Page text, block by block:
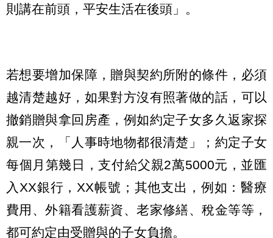
則講在前頭，平安生活在後頭」。
若想要增加保障，贈與契約所附的條件，必須
越清楚越好，如果對方沒有照著做的話，可以
撤銷贈與拿回房產，例如約定子女多久返家探
親一次，「人事時地物都很清楚」；約定子女
每個月第幾日，支付給父親2萬5000元，並匯
入XX銀行，XX帳號；其他支出，例如：醫療
費用、外籍看護薪資、老家修繕、稅金等等，
都可約定由受贈與的子女負擔。